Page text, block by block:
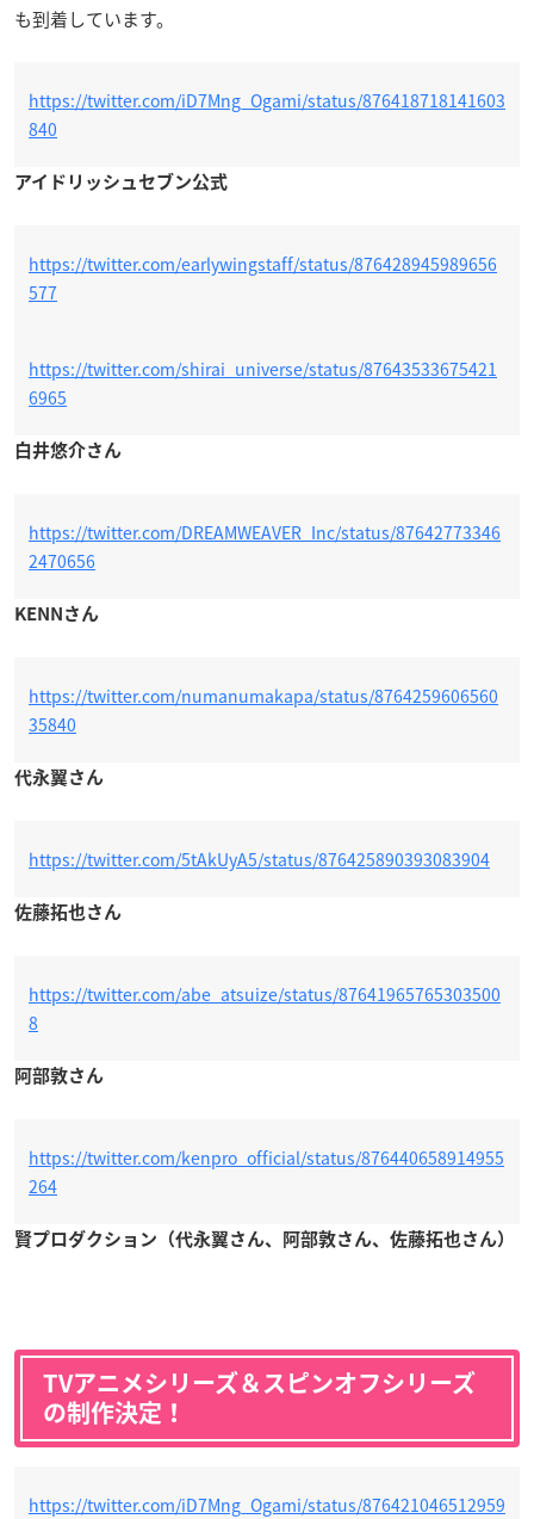
も到着しています。
https://twitter.com/iD7Mng_Ogami/status/876418718141603
840
アイドリッシュセブン公式
https://twitter.com/earlywingstaff/status/876428945989656
577
https://twitter.com/shirai_universe/status/87643533675421
6965
白井悠介さん
https://twitter.com/DREAMWEAVER_Inc/status/87642773346
2470656
KENNさん
https://twitter.com/numanumakapa/status/8764259606560
35840
代永翼さん
https://twitter.com/5tAkUyA5/status/876425890393083904
佐藤拓也さん
https://twitter.com/abe_atsuize/status/87641965765303500
8
阿部敦さん
https://twitter.com/kenpro_official/status/876440658914955
264
賢プロダクション（代永翼さん、阿部敦さん、佐藤拓也さん）
TVアニメシリーズ＆ スピンオフシリーズ
の制作決定！
https://twitter.com/iD7Mng_Ogami/status/876421046512959